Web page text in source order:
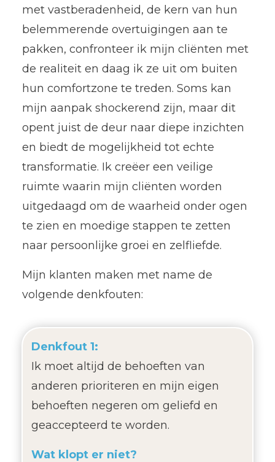
met vastberadenheid, de kern van hun
belemmerende overtuigingen aan te
pakken, confronteer ik mijn cliënten met
de realiteit en daag ik ze uit om buiten
hun comfortzone te treden. Soms kan
mijn aanpak shockerend zijn, maar dit
opent juist de deur naar diepe inzichten
en biedt de mogelijkheid tot echte
transformatie. Ik creëer een veilige
ruimte waarin mijn cliënten worden
uitgedaagd om de waarheid onder ogen
te zien en moedige stappen te zetten
naar persoonlijke groei en zelfliefde.
Mijn klanten maken met name de
volgende denkfouten:
Denkfout 1:
Ik moet altijd de behoeften van
anderen prioriteren en mijn eigen
behoeften negeren om geliefd en
geaccepteerd te worden.
Wat klopt er niet?